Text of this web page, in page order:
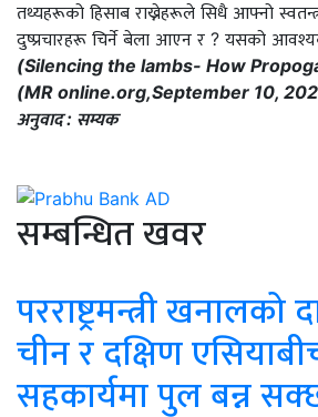
तथ्यहरूको हिसाब राख्नेहरूले सिधै आफ्नो
दुष्प्रचारहरू चिर्ने बेला आएन र ? यसको
(Silencing the lambs- How
(MR online.org,September 10,
अनुवाद : सम्यक
सम्बन्धित खवर
परराष्ट्रमन्त्री खनालको
चीन र दक्षिण
सहकार्यमा पुल बन्न